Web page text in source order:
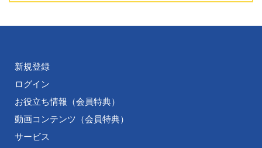
新規登録
ログイン
お役立ち情報（会員特典）
動画コンテンツ（会員特典）
サービス